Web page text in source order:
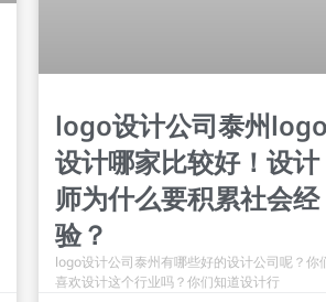
logo设计公司泰州
设计哪家比较好！设计
师为什么要积累社会经
验？
logo设计公司泰州有哪些好的设计公司呢？你
喜欢设计这个行业吗？你们知道设计行